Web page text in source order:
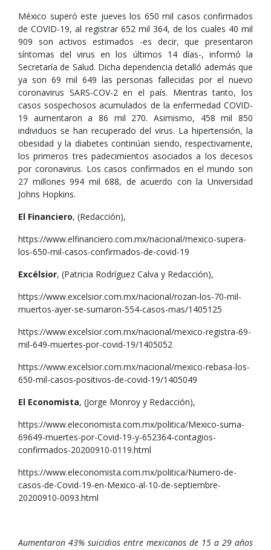
México superó este jueves los 650 mil casos confirmados
de COVID-19, al registrar 652 mil 364, de los cuales 40 mil
909 son activos estimados -es decir, que presentaron
síntomas del virus en los últimos 14 días-, informó la
Secretaría de Salud. Dicha dependencia detalló además que
ya son 69 mil 649 las personas fallecidas por el nuevo
coronavirus SARS-COV-2 en el país. Mientras tanto, los
casos sospechosos acumulados de la enfermedad COVID-
19 aumentaron a 86 mil 270. Asimismo, 458 mil 850
individuos se han recuperado del virus. La hipertensión, la
obesidad y la diabetes continúan siendo, respectivamente,
los primeros tres padecimientos asociados a los decesos
por coronavirus. Los casos confirmados en el mundo son
27 millones 994 mil 688, de acuerdo con la Universidad
Johns Hopkins.
El Financiero, (Redacción),
https://www.elfinanciero.com.mx/nacional/mexico-supera-
los-650-mil-casos-confirmados-de-covid-19
Excélsior, (Patricia Rodríguez Calva y Redacción),
https://www.excelsior.com.mx/nacional/rozan-los-70-mil-
muertos-ayer-se-sumaron-554-casos-mas/1405125
https://www.excelsior.com.mx/nacional/mexico-registra-69-
mil-649-muertes-por-covid-19/1405052
https://www.excelsior.com.mx/nacional/mexico-rebasa-los-
650-mil-casos-positivos-de-covid-19/1405049
El Economista, (Jorge Monroy y Redacción),
https://www.eleconomista.com.mx/politica/Mexico-suma-
69649-muertes-por-Covid-19-y-652364-contagios-
confirmados-20200910-0119.html
https://www.eleconomista.com.mx/politica/Numero-de-
casos-de-Covid-19-en-Mexico-al-10-de-septiembre-
20200910-0093.html
Aumentaron 43% suicidios entre mexicanos de 15 a 29 años